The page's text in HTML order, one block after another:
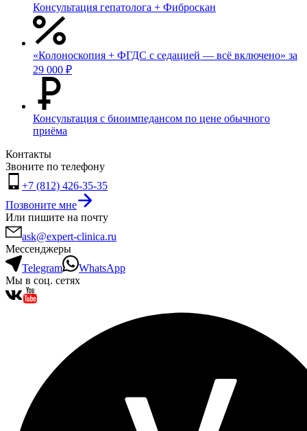
Консультация гепатолога + Фиброскан
«Колоноскопия + ФГДС с седацией — всё включено» за
29 000 ₽
Консультация с биоимпедансом по цене обычного
приёма
Контакты
Звоните по телефону
+7 (812) 426-35-35
Позвоните мне
Или пишите на почту
ask@expert-clinica.ru
Мессенджеры
Telegram
WhatsApp
Мы в соц. сетях